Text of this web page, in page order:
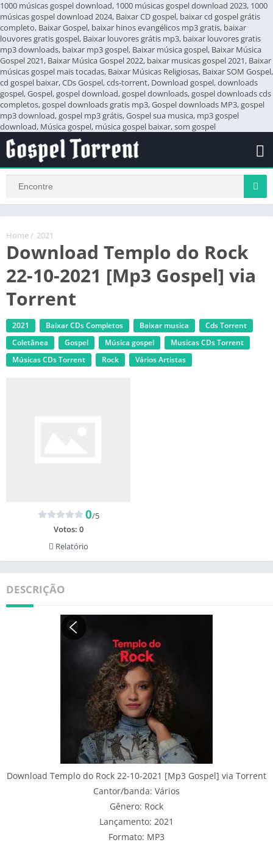
1000 músicas gospel download, 1000 músicas gospel download 2023, 1000
músicas gospel download 2024, Baixar CD gospel, baixar cd gospel grátis
completo, Baixar Gospel, baixar hinos evangélicos mp3 gratis, baixar
louvores gratis gospel, Baixar louvores grátis mp3, baixar louvores gratis
mp3 downloads, baixar mp3 gospel, Baixar música gospel, Baixar Música
Gospel 2021, Baixar Música Gospel 2022, baixar musicas gospel 2021, Baixar
músicas gospel mais tocadas, Baixar Músicas Religiosas, Baixar SOM Gospel,
cd gospel baixar, CDs Gospel, cds-torrent, Download gospel, downloads
gospel, Gospel, gospel download, gospel downloads, gospel downloads cds
completos, gospel downloads gratis mp3, Gospel downloads MP3, gospel
mp3 download, gospel mp3 grátis, Gospel sua musica, mp3 gospel
download, Música gospel, música gospel baixar, som gospel
Home / 2021
Download Templo do Rock
22-10-2021 [Mp3 Gospel] via
Torrent
2021 Baixar CDs Completos Baixar musica
Cds Torrent
Coletânea
Gospel Música gospel
‎Musicas CDs Torrent
‎Músicas CDs Torrent
Rock Vários Artistas
0/5
Votos: 0
Relatório
DESCRIÇÃO
Download Templo do Rock 22-10-2021 [Mp3 Gospel] via Torrent
Cantor/banda: Vários
Gênero: Rock
Lançamento: 2021
Formato: MP3